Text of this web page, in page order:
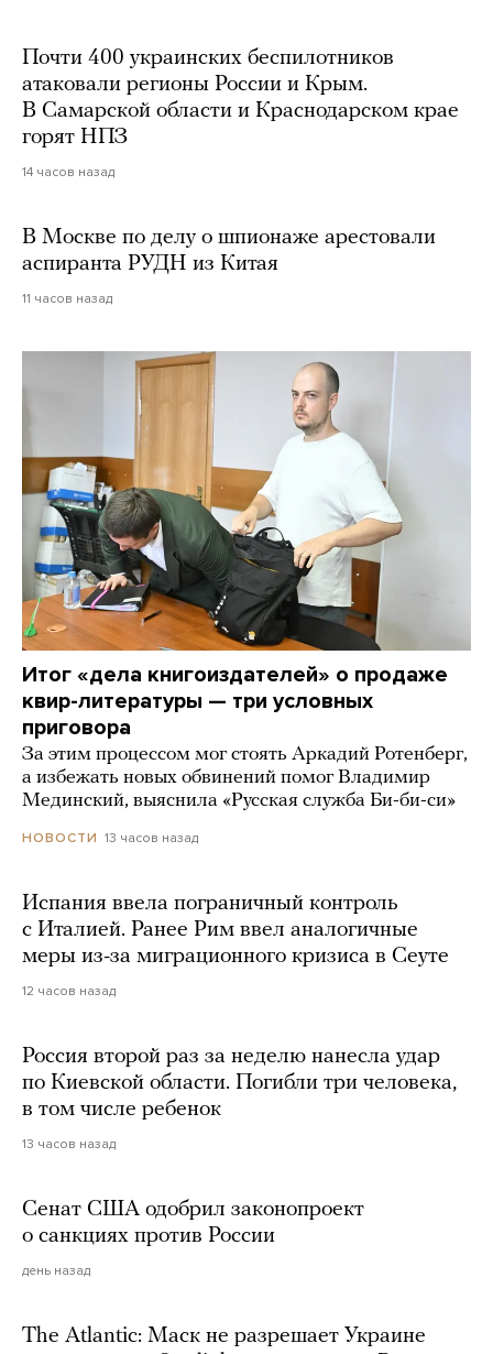
Почти 400 украинских беспилотников
атаковали регионы России и Крым.
В Самарской области и Краснодарском крае
горят НПЗ
14 часов назад
В Москве по делу о шпионаже арестовали
аспиранта РУДН из Китая
11 часов назад
Итог «дела книгоиздателей» о продаже
квир-литературы — три условных
приговора
За этим процессом мог стоять Аркадий Ротенберг,
а избежать новых обвинений помог Владимир
Мединский, выяснила «Русская служба Би-би-си»
НОВОСТИ 13 часов назад
Испания ввела пограничный контроль
с Италией. Ранее Рим ввел аналогичные
меры из-за миграционного кризиса в Сеуте
12 часов назад
Россия второй раз за неделю нанесла удар
по Киевской области. Погибли три человека,
в том числе ребенок
13 часов назад
Сенат США одобрил законопроект
о санкциях против России
день назад
The Atlantic: Маск не разрешает Украине